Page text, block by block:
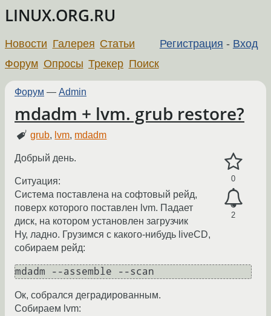
LINUX.ORG.RU
Регистрация - Вход
Новости Галерея Статьи
Форум Опросы Трекер Поиск
Форум — Admin
mdadm + lvm. grub restore?
grub, lvm, mdadm
0
2
Добрый день.
Ситуация:
Система поставлена на софтовый рейд,
поверх которого поставлен lvm. Падает
диск, на котором установлен загрузчик
Ну, ладно. Грузимся с какого-нибудь liveCD,
собираем рейд:
mdadm --assemble --scan
Ок, собрался деградированным.
Собираем lvm: